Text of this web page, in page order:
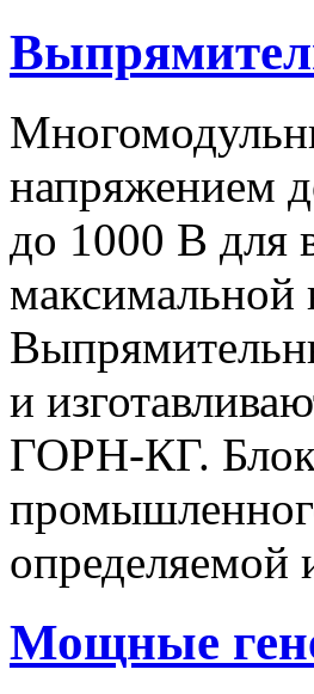
напряжением
до 1000 В для
и
ГОРН-КГ.
определяемой
Мощные